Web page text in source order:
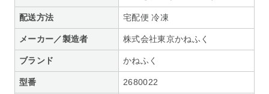
配送方法 宅配便 冷凍
メーカー／製造者 株式会社東京かねふく
ブランド かねふく
型番 2680022